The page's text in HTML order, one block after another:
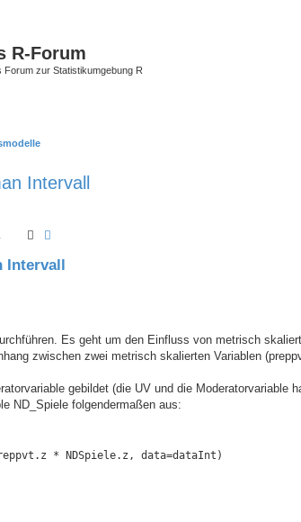
R-Forum
Forum zur Statistikumgebung R
Intervall
Suche
Intervall
Es geht um den Einfluss von metrisch
zwischen zwei metrisch skalierten Variablen
gebildet (die UV und die Moderatorvariable
ND_Spiele folgendermaßen aus:
* NDSpiele.z, data=dataInt)